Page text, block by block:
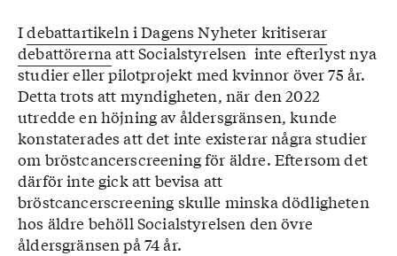
Idebattartikeln i Dagens Nyheter kritiserar
debattörernaatt Socialstyrelsen inte efterlyst nya
studier eller pilotprojekt med kvinnor över 75 år.
Detta trots att myndigheten, när den 2022
utredde en höjning av åldersgränsen, kunde
konstaterades att det inte existerar några studier
om bröstcancerscreening för äldre. Eftersom det
därför inte gick att bevisa att
bröstcancerscreening skulle minska dödligheten
hos äldre behöll Socialstyrelsen den övre
åldersgränsen på 74 år.